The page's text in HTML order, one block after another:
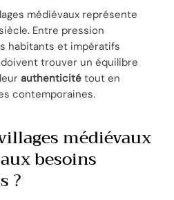
médiévaux représente
Entre pression
habitants et impératifs
trouver un équilibre
authenticité tout en
contemporaines.
médiévaux
besoins
?